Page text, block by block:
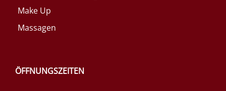
Make Up
Massagen
ÖFFNUNGSZEITEN